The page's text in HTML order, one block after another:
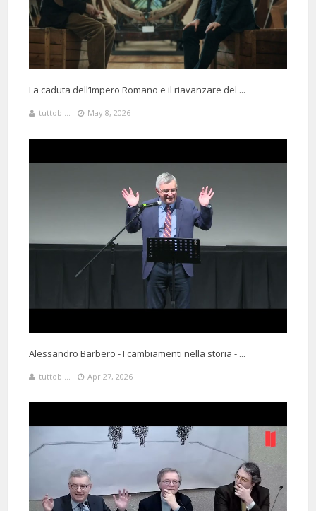
La caduta dell’Impero Romano e il riavanzare del ...
tuttob ... May 8, 2026
Alessandro Barbero - I cambiamenti nella storia - ...
tuttob ... Apr 27, 2026